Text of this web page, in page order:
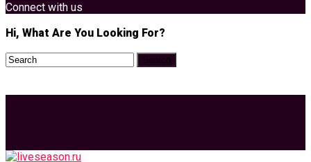
Connect with us
Hi, What Are You Looking For?